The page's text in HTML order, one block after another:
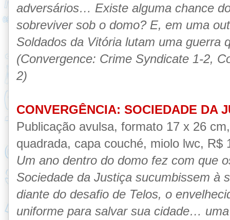
adversários… Existe alguma chance
sobreviver sob o domo? E, em uma
Soldados da Vitória lutam uma guerra
(Convergence: Crime Syndicate 1-2,
2)
CONVERGÊNCIA: SOCIEDADE DA
Publicação avulsa, formato 17 x 26
quadrada, capa couché, miolo lwc, R$
Um ano dentro do domo fez com que
Sociedade da Justiça sucumbissem à
diante do desafio de Telos, o
uniforme para salvar sua cidade…